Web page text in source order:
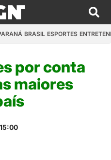
BRASIL ESPORTES
por conta
maiores